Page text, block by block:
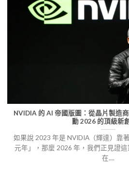
NVIDIA 的 AI 帝國版圖：從晶片製造
勳 2026 的頂級新
如果說 2023 年是 NVIDIA（輝達）靠
元年」，那麼 2026 年，我們正見證
在....